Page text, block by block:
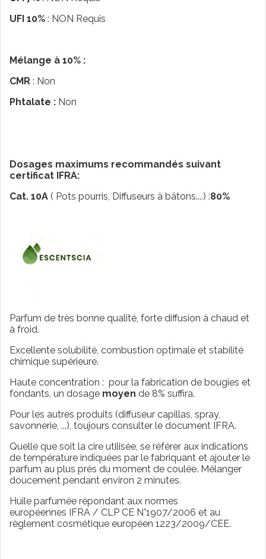
UFI 10% : NON Requis
Mélange à 10% :
CMR : Non
Phtalate : Non
Dosages maximums recommandés suivant
certificat IFRA:
Cat. 10A ( Pots pourris, Diffuseurs à bâtons....) :80%
Parfum de très bonne qualité, forte diffusion à chaud et
à froid.
Excellente solubilité, combustion optimale et stabilité
chimique supérieure.
Haute concentration : pour la fabrication de bougies et
fondants, un dosage moyen de 8% suffira.
Pour les autres produits (diffuseur capillas, spray,
savonnerie, ...), toujours consulter le document IFRA.
Quelle que soit la cire utilisée, se référer aux indications
de température indiquées par le fabriquant et ajouter le
parfum au plus près du moment de coulée. Mélanger
doucement pendant environ 2 minutes.
Huile parfumée répondant aux normes
européennes IFRA / CLP CE N°1907/2006 et au
règlement cosmétique européen 1223/2009/CEE.